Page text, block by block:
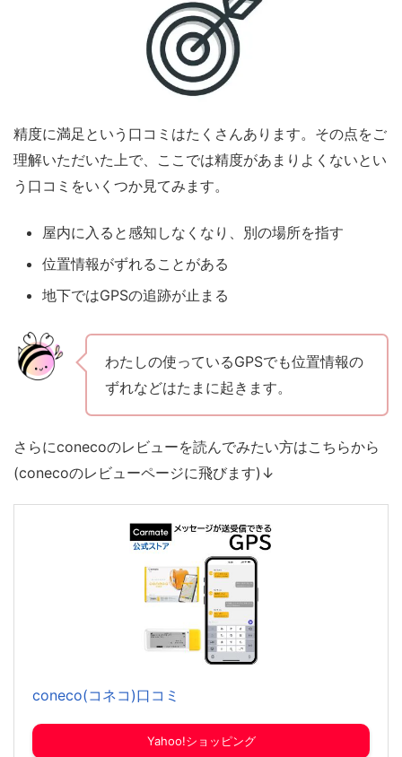
精度に満足という口コミはたくさんあります。 その点をご
理解いただいた上で、ここでは精度があまりよくないとい
う口コミをいくつか見てみます。
屋内に入ると感知しなくなり、別の場所を指す
位置情報がずれることがある
地下ではGPSの追跡が止まる
わたしの使っているGPSでも位置情報の
ずれなどはたまに起きます。
さらにconecoのレビューを読んでみたい方はこちらから
(conecoのレビューページに飛びます)↓
coneco(コネコ)口コミ
Yahoo!ショッピング